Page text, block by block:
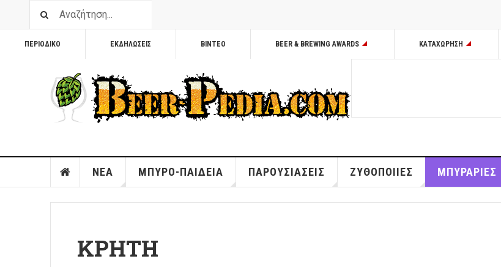
ΠΕΡΙΟΔΙΚΟ ΕΚΔΗΛΩΣΕΙΣ ΒΙΝΤΕΟ BEER & BREWING AWARDS ΚΑΤΑΧΩΡΗΣΗ
ΝΕΑ ΜΠΥΡΟ-ΠΑΙΔΕΙΑ ΠΑΡΟΥΣΙΑΣΕΙΣ ΖΥΘΟΠΟΙΙΕΣ ΜΠΥΡΑΡΙΕΣ
ΚΡΗΤΗ